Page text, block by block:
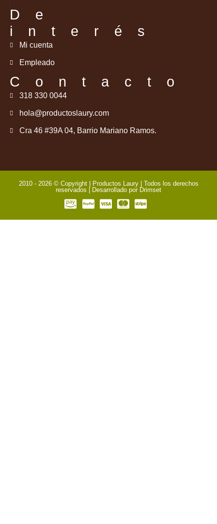
De
interés
Mi cuenta
Empleado
Contacto
318 330 0044
hola@productoslaury.com
Cra 46 #39A 04, Barrio Mariano Ramos.
2010 - 2026 © Copyright | Productos Laury | Todos los derechos
reservados | Desarrollado por Drimset